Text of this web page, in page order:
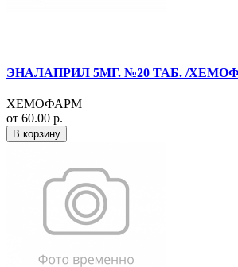
ЭНАЛАПРИЛ 5МГ. №20 ТАБ. /
ХЕМОФАРМ
от 60.00 р.
В корзину